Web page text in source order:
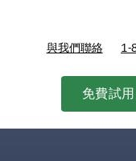
與我們聯絡 1-
免費試用